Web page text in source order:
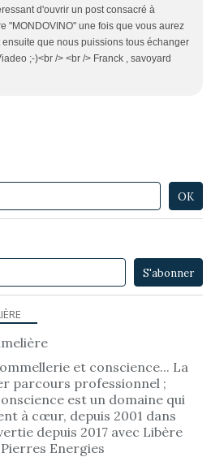
d'ouvrir un post consacré à
"MONDOVINO" une fois que vous aurez
que nous puissions tous échanger
;-)<br /> <br /> Franck , savoyard
et conscience... La
parcours professionnel ;
est un domaine qui
à cœur, depuis 2001 dans
depuis 2017 avec Libère
Energies